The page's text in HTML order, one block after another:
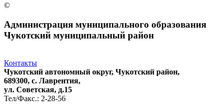
©
Администрация муниципального образования
Чукотский муниципальный район
Контакты
Чукотский автономный округ, Чукотский район,
689300, с. Лаврентия,
ул. Советская, д.15
Тел/Факс.: 2-28-56